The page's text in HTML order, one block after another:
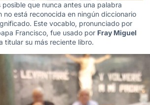
posible que nunca antes una palabra
no está reconocida en ningún diccionario
Este vocablo, pronunciado por
Francisco, fue usado por Fray Miguel
titular su más reciente libro.